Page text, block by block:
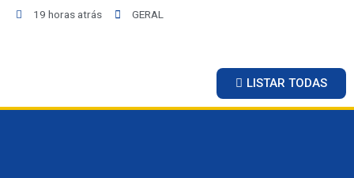
19 horas atrás GERAL
LISTAR TODAS